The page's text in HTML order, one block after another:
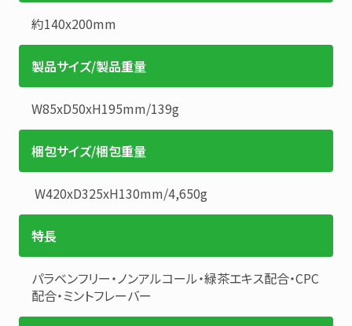
約140x200mm
製品サイズ/製品重量
W85xD50xH195mm/139g
梱包サイズ/梱包重量
W420xD325xH130mm/4,650g
特長
パラベンフリー・ノンアルコール・緑茶エキス配合・CPC
配合・ミントフレーバー